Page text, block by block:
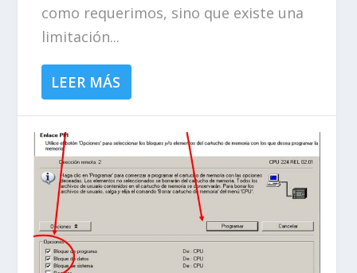
como requerimos, sino que existe una
limitación...
LEER MÁS